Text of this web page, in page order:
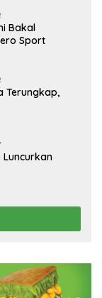
Bakal
Sport
Terungkap,
Luncurkan